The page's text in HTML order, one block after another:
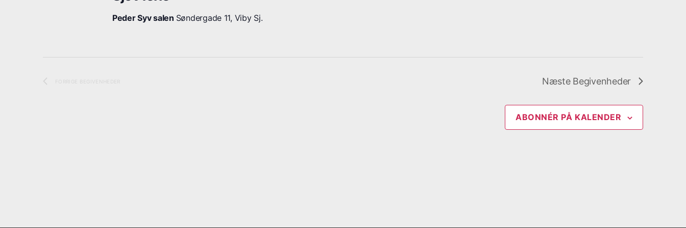
.
Peder Syv salen Søndergade 11, Viby Sj.
BEGIVENHEDER Næste Begivenheder
ABONNÉR PÅ KALENDER